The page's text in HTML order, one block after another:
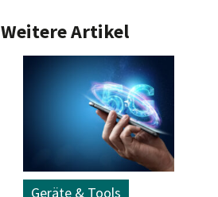
Weitere Artikel
Geräte & Tools